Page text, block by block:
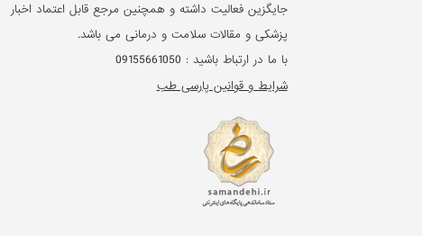
جایگزین فعالیت داشته و همچنین مرجع قابل اعتماد اخبار
پزشکی و مقالات سلامت و درمانی می باشد.
با ما در ارتباط باشید : 09155661050
شرایط و قوانین پارسی طب